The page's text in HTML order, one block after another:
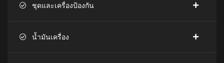
ชุดและเครื่องป้องกัน
น้ำมันเครื่อง